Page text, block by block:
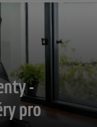
-
pro